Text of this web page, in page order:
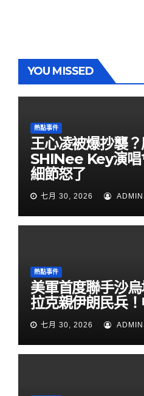
YOU MISSED
熱點事件
王心凌被爆抄襲
SHINee Key演
細節怒了
七月 30, 2026
熱點事件
美軍首度聯手沙
拉克親伊朗民兵
七月 30, 2026